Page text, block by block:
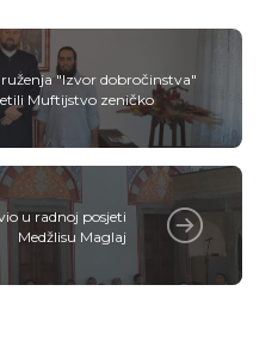
"Izvor dobročinstva"
Muftijstvo zeničko
u radnoj posjeti
Medžlisu Maglaj